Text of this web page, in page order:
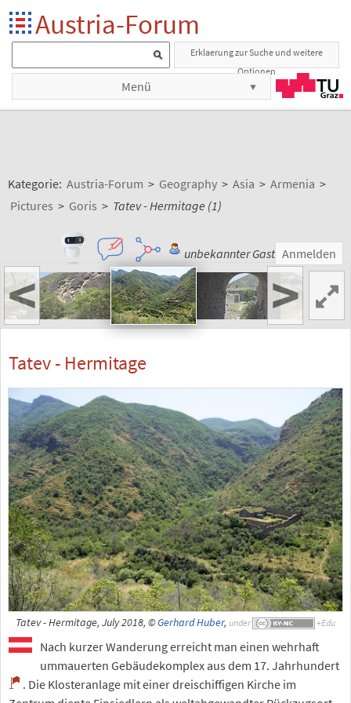
Austria-Forum
Erklaerung zur Suche und weitere
Optionen
Menü
Kategorie: Austria-Forum > Geography > Asia > Armenia >
Pictures > Goris > Tatev - Hermitage (1)
unbekannter Gast Anmelden
< >
Tatev - Hermitage
Tatev - Hermitage, July 2018, ©Gerhard Huber, under
Nach kurzer Wanderung erreicht man einen wehrhaft
ummauerten Gebäudekomplex aus dem 17. Jahrhundert
. Die Klosteranlage mit einer dreischiffigen Kirche im